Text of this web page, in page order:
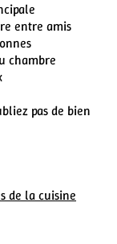
entre amis
chambre
pas de bien
de la cuisine